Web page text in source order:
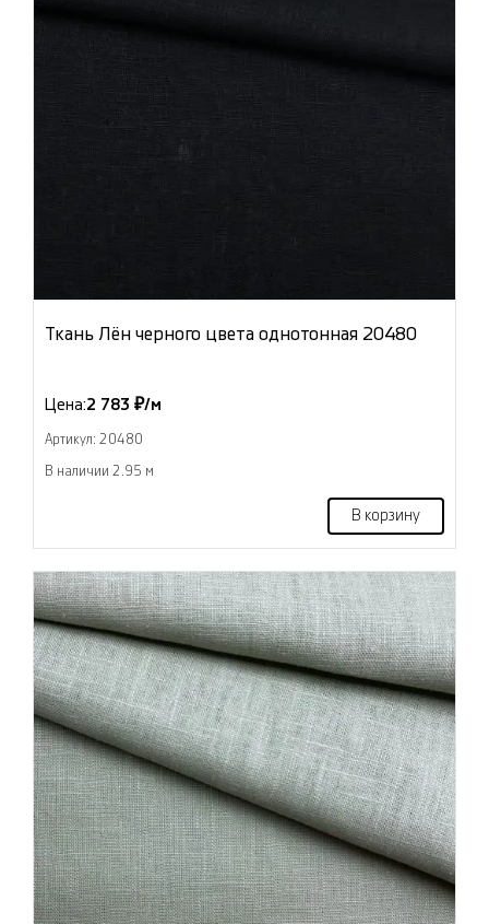
Ткань Лён черного цвета однотонная 20480
Цена:2 783 ₽/м
Артикул: 20480
В наличии 2.95 м
В корзину